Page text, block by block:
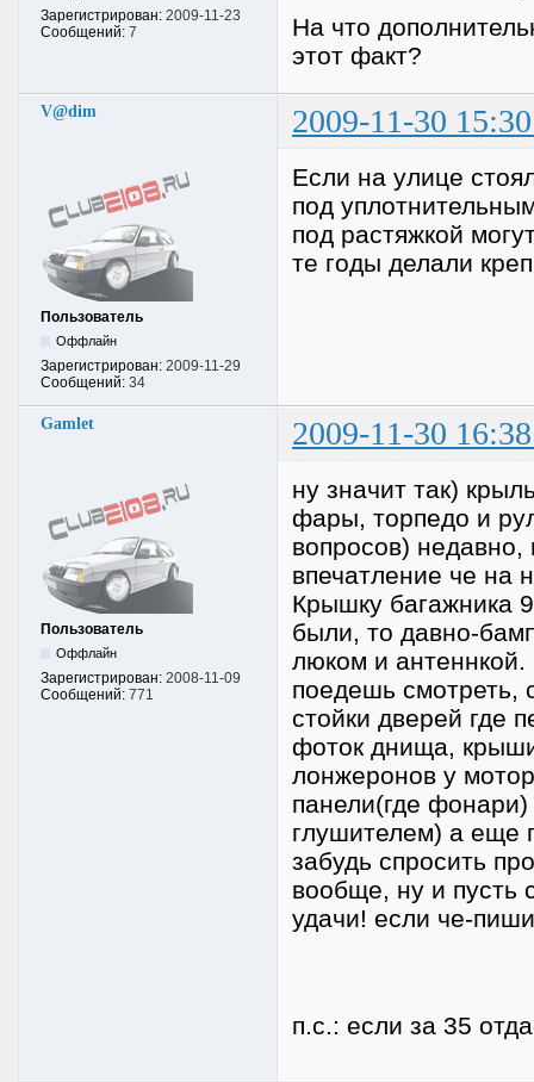
Зарегистрирован: 2009-11-23
Сообщений: 7
На что
этот факт?
V@dim 2009-11-30
Пользователь
Оффлайн
Зарегистрирован: 2009-11-29
Сообщений: 34
Если на улице
под
под растяжкой
те годы делали
Gamlet 2009-11-30
Пользователь
Оффлайн
Зарегистрирован: 2008-11-09
Сообщений: 771
ну значит так)
фары, торпедо и
вопросов) недавно,
впечатление че на
Крышку багажника
были, то давно-
люком и
поедешь смотреть,
стойки дверей где
фоток днища,
лонжеронов у
панели(где
глушителем) а еще
забудь спросить
вообще, ну и пусть
удачи! если че-
п.с.: если за 35